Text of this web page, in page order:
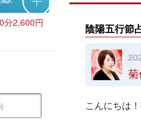
分2,600円
陰陽五行節
こんにちは！